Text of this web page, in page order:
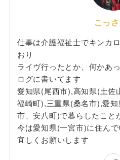
こっ
仕事は介護福祉士でキンカ
おり
ライヴ行ったとか、何かあ
ログに書いてます
愛知県(尾西市),高知県(土佐
福崎町),三重県(桑名市),愛
市、安八町)で暮らしたこと
今は愛知県(一宮市)に住ん
宜しくお願いします